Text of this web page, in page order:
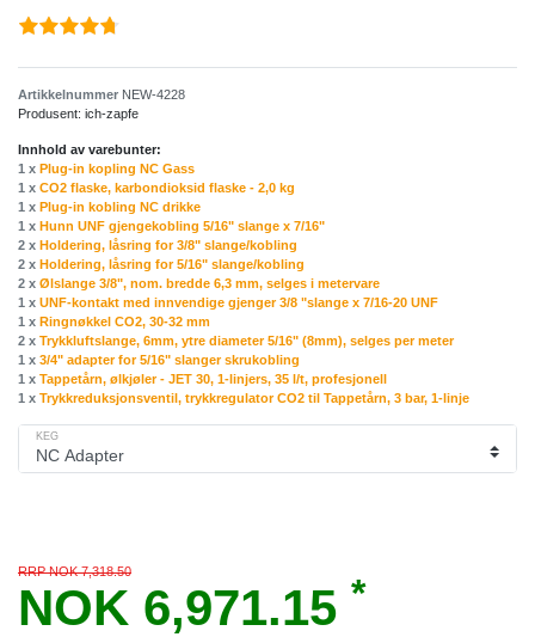
Artikkelnummer NEW-4228
Produsent: ich-zapfe
Innhold av varebunter:
1 x Plug-in kopling NC Gass
1 x CO2 flaske, karbondioksid flaske - 2,0 kg
1 x Plug-in kobling NC drikke
1 x Hunn UNF gjengekobling 5/16" slange x 7/16"
2 x Holdering, låsring for 3/8" slange/kobling
2 x Holdering, låsring for 5/16" slange/kobling
2 x Ølslange 3/8", nom. bredde 6,3 mm, selges i metervare
1 x UNF-kontakt med innvendige gjenger 3/8 "slange x 7/16-20 UNF
1 x Ringnøkkel CO2, 30-32 mm
2 x Trykkluftslange, 6mm, ytre diameter 5/16" (8mm), selges per meter
1 x 3/4" adapter for 5/16" slanger skrukobling
1 x Tappetårn, ølkjøler - JET 30, 1-linjers, 35 l/t, profesjonell
1 x Trykkreduksjonsventil, trykkregulator CO2 til Tappetårn, 3 bar, 1-linje
KEG
RRP NOK 7,318.50
NOK 6,971.15 *